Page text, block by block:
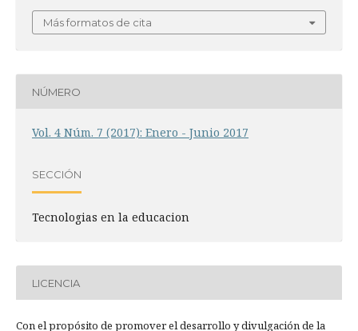
Más formatos de cita
NÚMERO
Vol. 4 Núm. 7 (2017): Enero - Junio 2017
SECCIÓN
Tecnologias en la educacion
LICENCIA
Con el propósito de promover el desarrollo y divulgación de la